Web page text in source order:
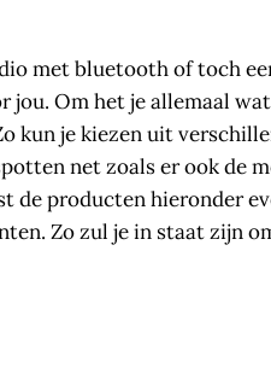
met bluetooth of toch
jou. Om het je allemaal
kun je kiezen uit
net zoals er ook de
de producten hieronder
Zo zul je in staat zijn